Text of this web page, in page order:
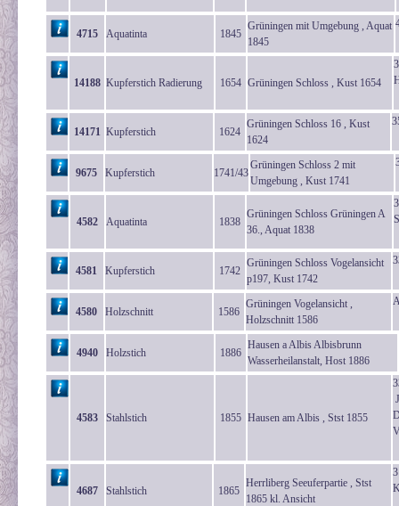
4715 Aquatinta 1845
Grüningen mit Umgebung , Aquat
1845
14188 Kupferstich Radierung 1654 Grüningen Schloss , Kust 1654
14171 Kupferstich 1624
Grüningen Schloss 16 , Kust
1624
9675 Kupferstich 1741/43
Grüningen Schloss 2 mit
Umgebung , Kust 1741
4582 Aquatinta 1838
Grüningen Schloss Grüningen A
36., Aquat 1838
4581 Kupferstich 1742
Grüningen Schloss Vogelansicht
p197, Kust 1742
4580 Holzschnitt 1586
Grüningen Vogelansicht ,
Holzschnitt 1586
4940 Holzstich 1886
Hausen a Albis Albisbrunn
Wasserheilanstalt, Host 1886
4583 Stahlstich 1855 Hausen am Albis , Stst 1855
4687 Stahlstich 1865
Herrliberg Seeuferpartie , Stst
1865 kl. Ansicht